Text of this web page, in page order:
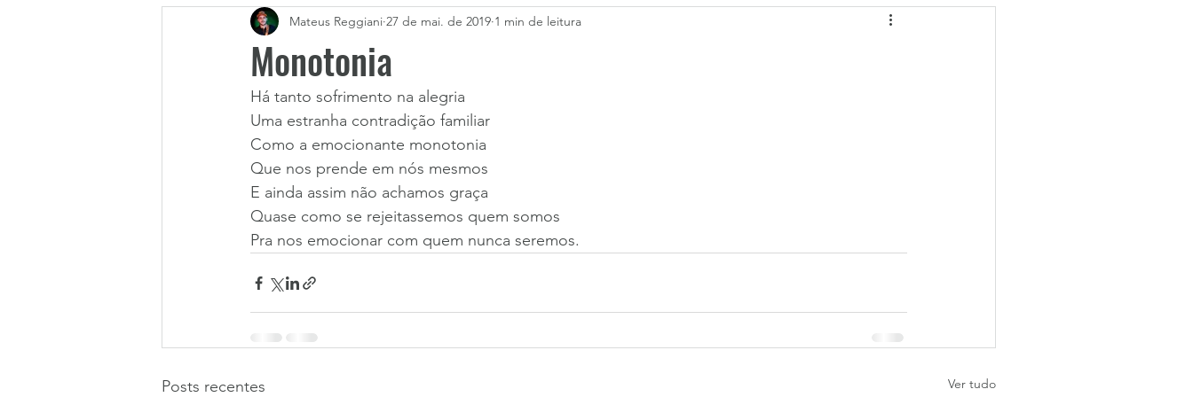
Monotonia
Mateus Reggiani 27 de mai. de 2019 1 min de leitura
Há tanto sofrimento na alegria
Uma estranha contradição familiar
Como a emocionante monotonia
Que nos prende em nós mesmos
E ainda assim não achamos graça
Quase como se rejeitassemos quem somos
Pra nos emocionar com quem nunca seremos.
Posts recentes Ver tudo